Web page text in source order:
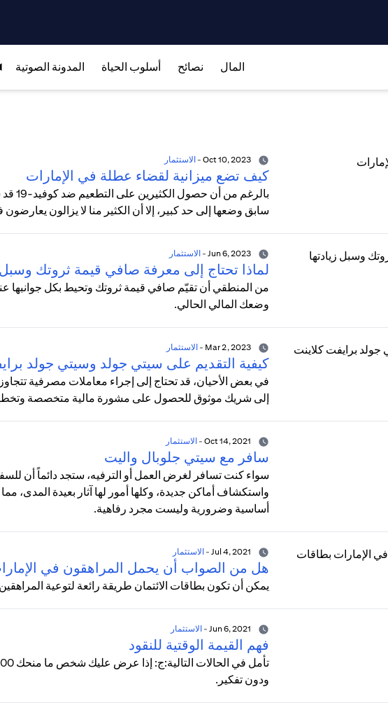
المال نصائح أسلوب الحياة المدونة الصوتية
Oct 10, 2023
-الاستثمار
كيف تضع ميزانية لقضاء عطلة في الإمارات
سابق وضعها إلى حد كبير، إلا أن الكثير منا لا يزالون
Jun 6, 2023
-الاستثمار
لماذا تحتاج إلى معرفة صافي قيمة ثروتك وسبل
من المنطقي أن تقيّم صافي قيمة ثروتك وتحيط بكل
وضعك المالي الحالي.
Mar 2, 2023
-الاستثمار
كيفية التقديم على سيتي جولد وسيتي جولد
في بعض الأحيان، قد تحتاج إلى إجراء معاملات مصرفية تتجاوز
إلى شريك موثوق للحصول على مشورة مالية متخصصة
-الاستثمار
سافر مع سيتي جلوبال واليت
سواء كنت تسافر لغرض العمل أو الترفيه، ستجد دائماً أن
واستكشاف أماكن جديدة، وكلها أمور لها آثار بعيدة المدى،
أساسية وضرورية وليست مجرد رفاهية.
-الاستثمار
هل من الصواب أن يحمل المراهقون في
يمكن أن تكون بطاقات الائتمان طريقة رائعة لتوعية
-الاستثمار
فهم القيمة الوقتية للنقود
ودون تفكير.